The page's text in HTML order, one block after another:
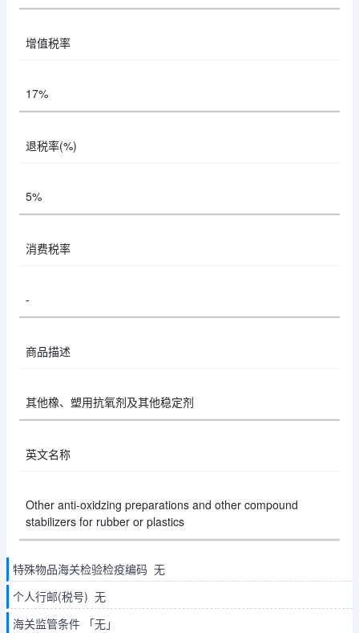
增值税率
17%
退税率(%)
5%
消费税率
-
商品描述
其他橡、塑用抗氧剂及其他稳定剂
英文名称
Other anti-oxidzing preparations and other compound
stabilizers for rubber or plastics
特殊物品海关检验检疫编码 无
个人行邮(税号) 无
海关监管条件 「无」